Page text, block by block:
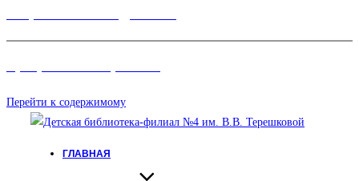
Перейти к содержимому
ГЛАВНАЯ